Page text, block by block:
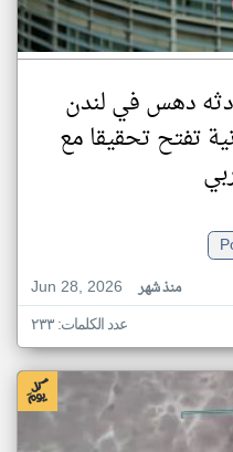
دهس في لندن
تفتح تحقيقا مع
Jun 28, 2026
منذ شهر
عدد الكلمات: ٢٣٣